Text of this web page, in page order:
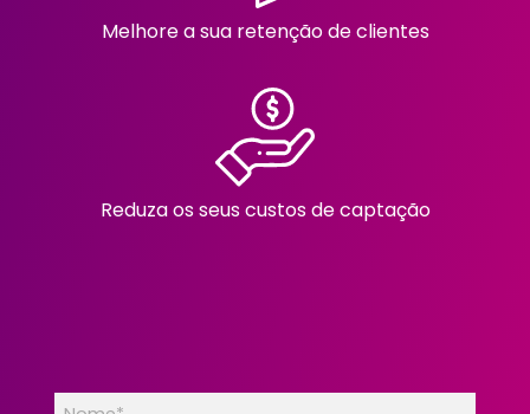
Melhore a sua retenção de clientes
Reduza os seus custos de captação